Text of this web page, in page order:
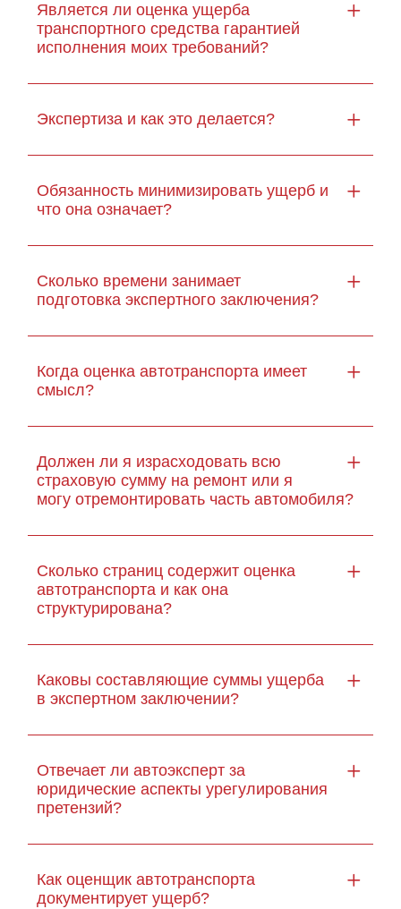
Является ли оценка ущерба
транспортного средства гарантией
исполнения моих требований?
Экспертиза и как это делается?
Обязанность минимизировать ущерб и
что она означает?
Сколько времени занимает
подготовка экспертного заключения?
Когда оценка автотранспорта имеет
смысл?
Должен ли я израсходовать всю
страховую сумму на ремонт или я
могу отремонтировать часть автомобиля?
Сколько страниц содержит оценка
автотранспорта и как она
структурирована?
Каковы составляющие суммы ущерба
в экспертном заключении?
Отвечает ли автоэксперт за
юридические аспекты урегулирования
претензий?
Как оценщик автотранспорта
документирует ущерб?